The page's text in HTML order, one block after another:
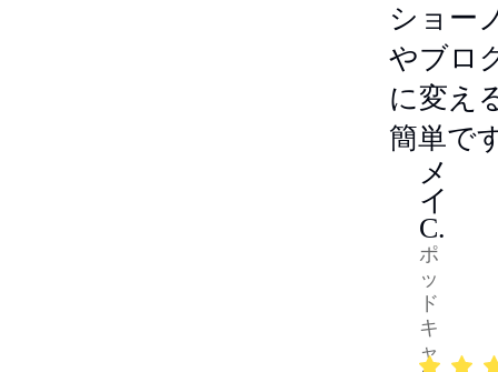
ショー
やブロ
に変え
簡単で
メ
イ
C.
ポ
ッ
ド
キ
ャ